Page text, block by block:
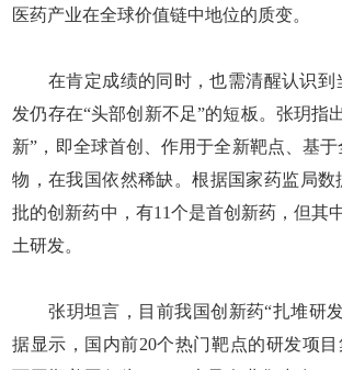
医药产业在全球价值链中地位的质变。
在肯定成绩的同时，也需清醒认识到
发仍存在“头部创新不足”的短板。张玥指
新”，即全球首创、作用于全新靶点、基
物，在我国依然稀缺。根据国家药监局数
批的创新药中，有11个是首创新药，但其
土研发。
张玥坦言，目前我国创新药“扎堆研发
据显示，国内前20个热门靶点的研发项目